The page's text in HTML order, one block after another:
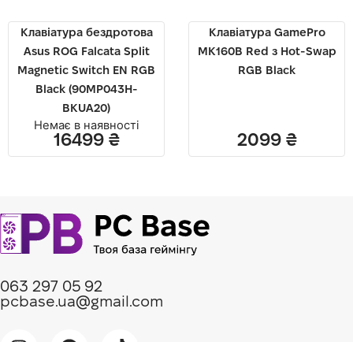
Клавіатура бездротова
Asus ROG Falcata Split
Magnetic Switch EN RGB
Black (90MP043H-
BKUA20)
Немає в наявності
16499 ₴
Клавіатура GamePro
MK160B Red з Hot-Swap
RGB Black
2099 ₴
063 297 05 92
pcbase.ua@gmail.com